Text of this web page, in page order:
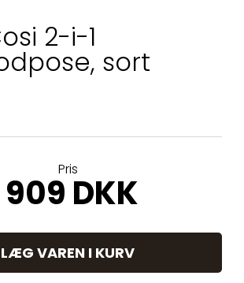
2-i-1
sort
Pris
909 DKK
LÆG VAREN I KURV